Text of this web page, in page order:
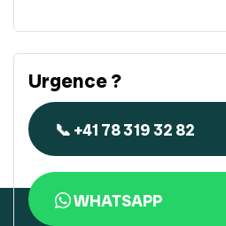
Urgence ?
📞 +41 78 319 32 82
WHATSAPP